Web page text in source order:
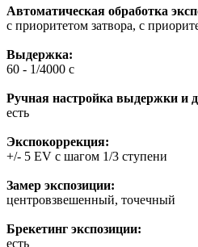
Автоматическая обработка
с приоритетом затвора, с
Выдержка:
60 - 1/4000 с
Ручная настройка выдержки и
есть
Экспокоррекция:
+/- 5 EV с шагом 1/3 ступени
Замер экспозиции:
центровзвешенный, точечный
Брекетинг экспозиции:
есть